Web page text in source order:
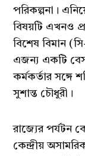
পরিকল্পনা।
বিষয়টি এখনও
বিশেষ বিমান
এজন্য একটি
কর্মকর্তার সঙ্গে
সুশান্ত চৌধুরী।
রাজ্যের পর্যটন
কেন্দ্রীয়